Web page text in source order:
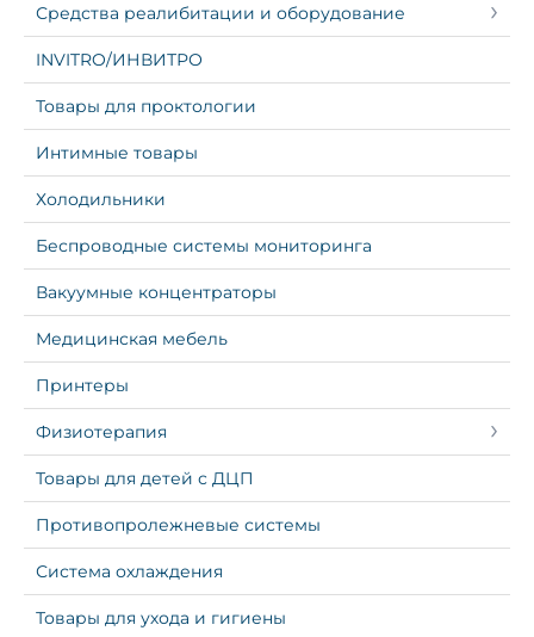
Средства реалибитации и оборудование
INVITRO/ИНВИТРО
Товары для проктологии
Интимные товары
Холодильники
Беспроводные системы мониторинга
Вакуумные концентраторы
Медицинская мебель
Принтеры
Физиотерапия
Товары для детей с ДЦП
Противопролежневые системы
Система охлаждения
Товары для ухода и гигиены